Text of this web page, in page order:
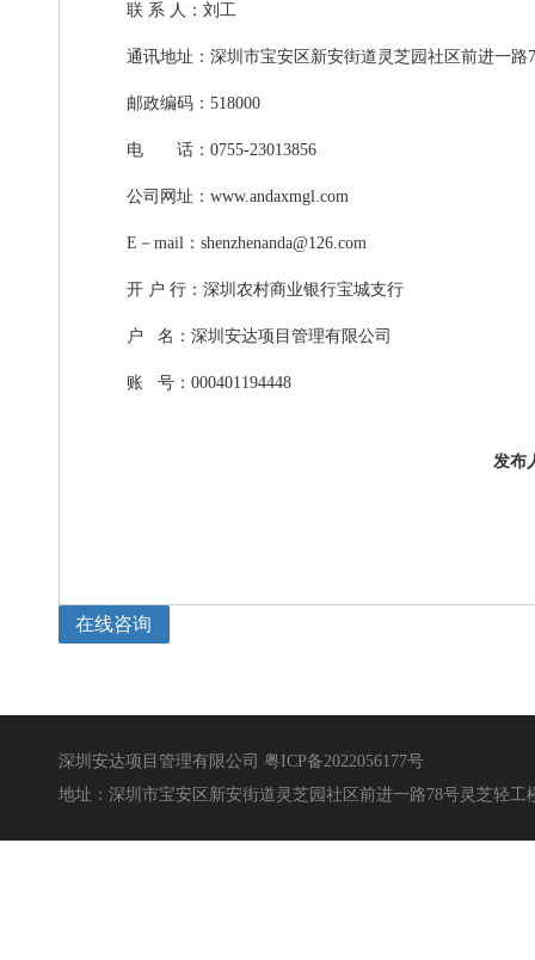
联 系 人：刘工
通讯地址：深圳市宝安区新安街道灵芝园社区前进一路
邮政编码： 518000
电 话： 0755-23013856
公司网址： www.andaxmgl.com
E － mail ： shenzhenanda@126.com
开 户 行：深圳农村商业银行宝城支行
户 名：深圳安达项目管理有限公司
账 号： 000401194448
发布
在线咨询
深圳安达项目管理有限公司 粤ICP备2022056177号
地址：深圳市宝安区新安街道灵芝园社区前进一路78号灵芝轻